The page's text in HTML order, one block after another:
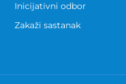
Inicijativni odbor
Zakaži sastanak